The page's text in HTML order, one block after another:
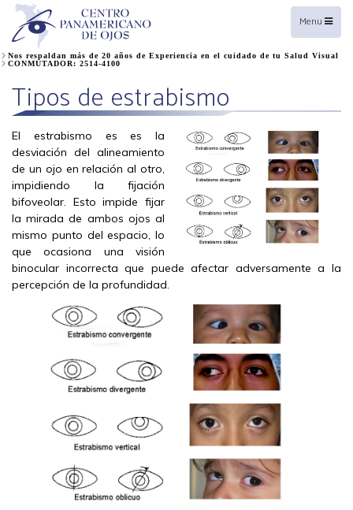
Toggle
navigation
Menu
Nos respaldan más de 20 años de Experiencia en el cuidado de tu Salud Visual
CONMUTADOR: 2514-4100
Tipos de estrabismo
El estrabismo es es la
desviación del alineamiento
de un ojo en relación al otro,
impidiendo la fijación
bifoveolar. Esto impide fijar
la mirada de ambos ojos al
mismo punto del espacio, lo
que ocasiona una visión
binocular incorrecta que puede afectar adversamente a la
percepción de la profundidad.